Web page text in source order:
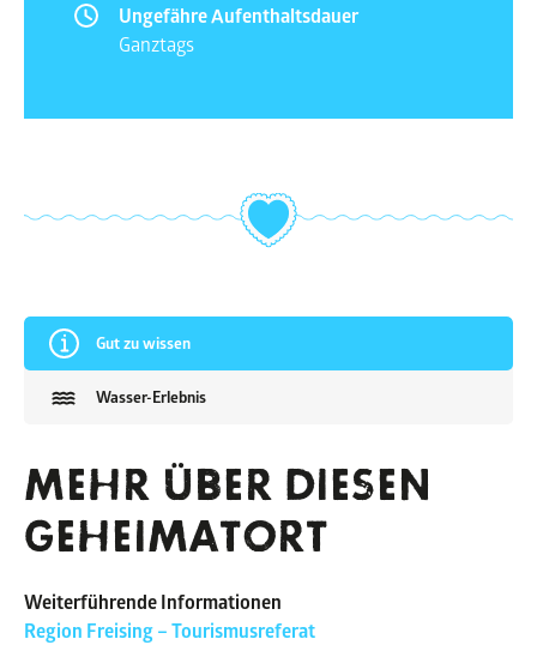
Ungefähre Aufenthaltsdauer
Ganztags
Gut zu wissen
Wasser-Erlebnis
MEHR ÜBER DIESEN
GEHEIMATORT
Weiterführende Informationen
Region Freising – Tourismusreferat